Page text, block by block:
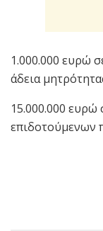
1.000.000 ευρώ
άδεια
15.000.000 ευρώ
επιδοτούμενων